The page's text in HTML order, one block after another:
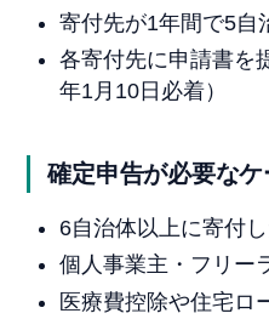
寄付先が1年間で5自
各寄付先に申請書を
年1月10日必着）
確定申告が必要なケ
6自治体以上に寄付
個人事業主・フリー
医療費控除や住宅ロ